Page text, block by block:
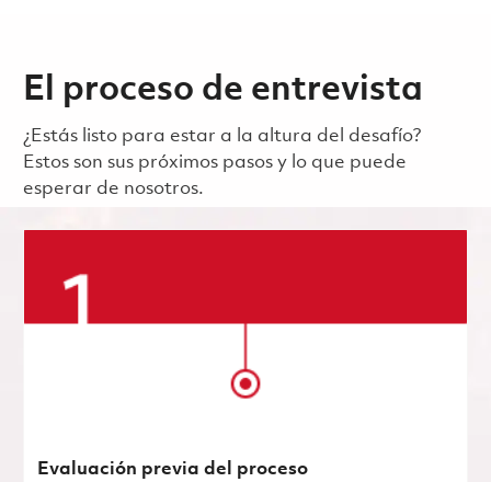
El proceso de entrevista
¿Estás listo para estar a la altura del desafío?
Estos son sus próximos pasos y lo que puede
esperar de nosotros.
Evaluación previa del proceso